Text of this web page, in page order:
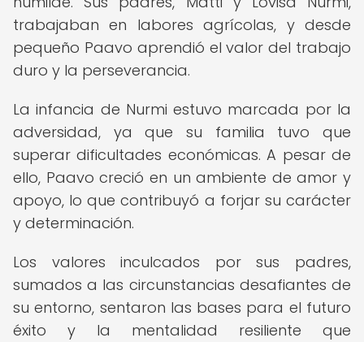
trabajaban en labores agrícolas, y desde
pequeño Paavo aprendió el valor del trabajo
duro y la perseverancia.
La infancia de Nurmi estuvo marcada por la
adversidad, ya que su familia tuvo que
superar dificultades económicas. A pesar de
ello, Paavo creció en un ambiente de amor y
apoyo, lo que contribuyó a forjar su carácter
y determinación.
Los valores inculcados por sus padres,
sumados a las circunstancias desafiantes de
su entorno, sentaron las bases para el futuro
éxito y la mentalidad resiliente que